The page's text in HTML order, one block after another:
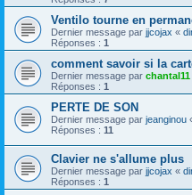
Ventilo tourne en
Dernier message par jjcojax «
Réponses : 1
comment savoir si la
Dernier message par chantal11
Réponses : 1
PERTE DE SON
Dernier message par jeanginou
Réponses : 11
Clavier ne s'allume plus
Dernier message par jjcojax «
Réponses : 1